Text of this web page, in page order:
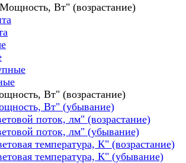
Вт" (возрастание)
Вт" (возрастание)
Вт" (убывание)
поток, лм" (возрастание)
поток, лм" (убывание)
температура, К" (возрастание)
температура, К" (убывание)